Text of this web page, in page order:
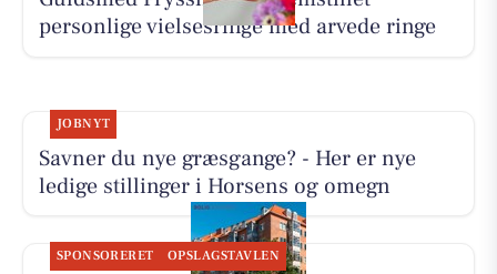
personlige vielsesringe med arvede ringe
JOBNYT
Savner du nye græsgange? - Her er nye
ledige stillinger i Horsens og omegn
SPONSORERET OPSLAGSTAVLEN